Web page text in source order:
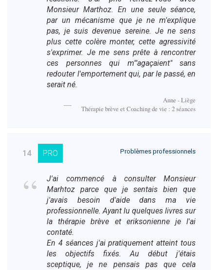
Monsieur Marthoz. En une seule séance,
par un mécanisme que je ne m'explique
pas, je suis devenue sereine. Je ne sens
plus cette colère monter, cette agressivité
s'exprimer. Je me sens prête à rencontrer
ces personnes qui m'"agaçaient" sans
redouter l'emportement qui, par le passé, en
serait né.
Anne - Liège
Thérapie brève et Coaching de vie : 2 séances
14 PRO Problèmes professionnels
J'ai commencé à consulter Monsieur
Marhtoz parce que je sentais bien que
j'avais besoin d'aide dans ma vie
professionnelle. Ayant lu quelques livres sur
la thérapie brève et eriksonienne je l'ai
contaté.
En 4 séances j'ai pratiquement atteint tous
les objectifs fixés. Au début j'étais
sceptique, je ne pensais pas que cela